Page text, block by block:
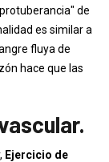
de
es similar a
fluya de
hace que las
Ejercicio de